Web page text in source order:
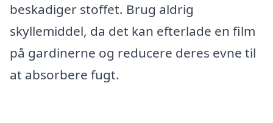
beskadiger stoffet. Brug aldrig
skyllemiddel, da det kan efterlade en film
på gardinerne og reducere deres evne til
at absorbere fugt.